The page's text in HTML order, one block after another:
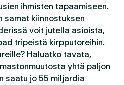
ihmisten tapaamiseen.
samat kiinnostuksen
voit jutella asioista,
tripeistä kirpputoreihin.
Haluatko tavata,
yhtä paljon
saatu jo 55 miljardia